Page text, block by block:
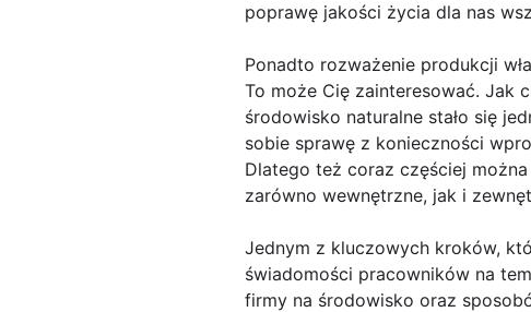
poprawę jakości życia dla nas
Ponadto rozważenie produkcji
To może Cię zainteresować. Jak
środowisko naturalne stało się
sobie sprawę z konieczności
Dlatego też coraz częściej
zarówno wewnętrzne, jak i
Jednym z kluczowych kroków,
świadomości pracowników na
firmy na środowisko oraz